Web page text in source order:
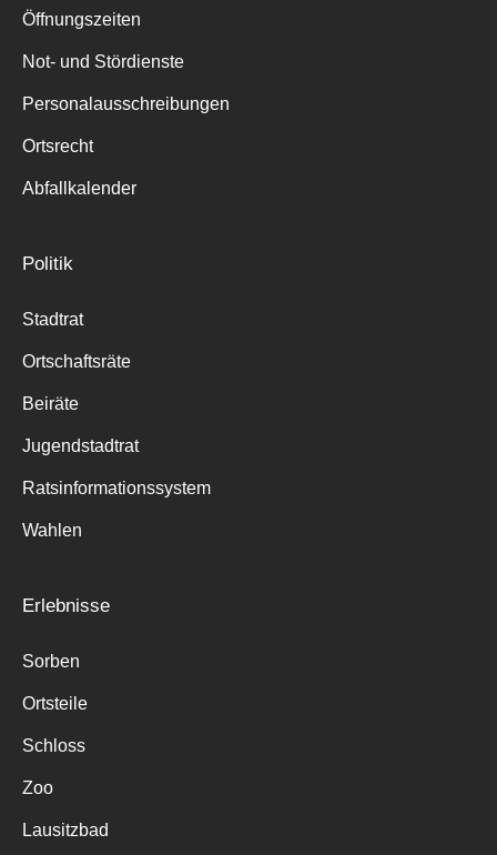
Öffnungszeiten
Not- und Stördienste
Personalausschreibungen
Ortsrecht
Abfallkalender
Politik
Stadtrat
Ortschaftsräte
Beiräte
Jugendstadtrat
Ratsinformationssystem
Wahlen
Erlebnisse
Sorben
Ortsteile
Schloss
Zoo
Lausitzbad